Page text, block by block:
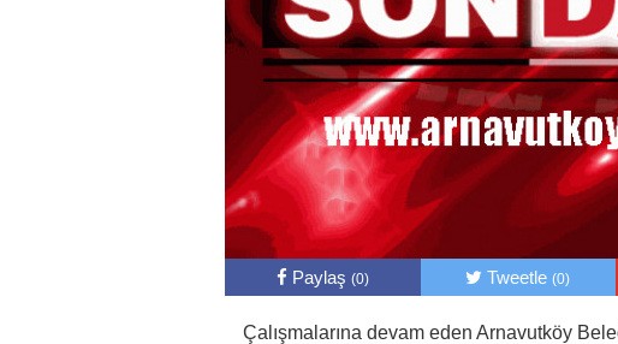
Paylaş (0) Tweetle(0)
Çalışmalarına devam eden Arnavutköy